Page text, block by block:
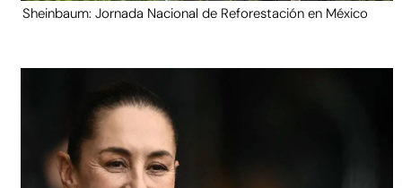
Sheinbaum: Jornada Nacional de Reforestación en México